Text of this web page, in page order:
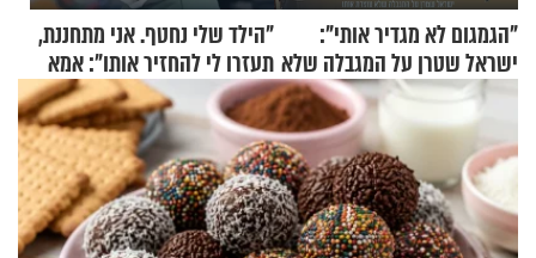
"הגמגום לא מגדיר אותי":
ישראל שטרן על המגבלה שלא
עוצרת אותו
"הילד שלי נחטף. אני מתחננת,
תעזרו לי להחזיר אותו": אמא
של יובל בן ה-4 בריאיון דומע